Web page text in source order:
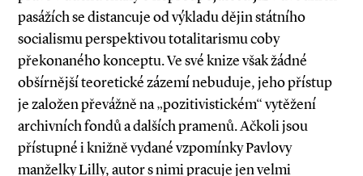
pasážích se distancuje od výkladu dějin státního
socialismu perspektivou totalitarismu coby
překonaného konceptu. Ve své knize však žádné
obšírnější teoretické zázemí nebuduje, jeho přístup
je založen převážně na „pozitivistickém“ vytěžení
archivních fondů a dalších pramenů. Ačkoli jsou
přístupné i knižně vydané vzpomínky Pavlovy
manželky Lilly, autor s nimi pracuje jen velmi